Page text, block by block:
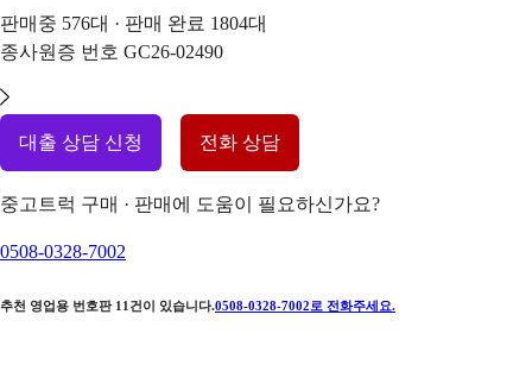
판매중 576대 · 판매 완료 1804대
종사원증 번호 GC26-02490
대출 상담 신청 전화 상담
중고트럭 구매 · 판매에 도움이 필요하신가요?
0508-0328-7002
추천 영업용 번호판 11 건이 있습니다.0508-0328-7002 로 전화주세요.